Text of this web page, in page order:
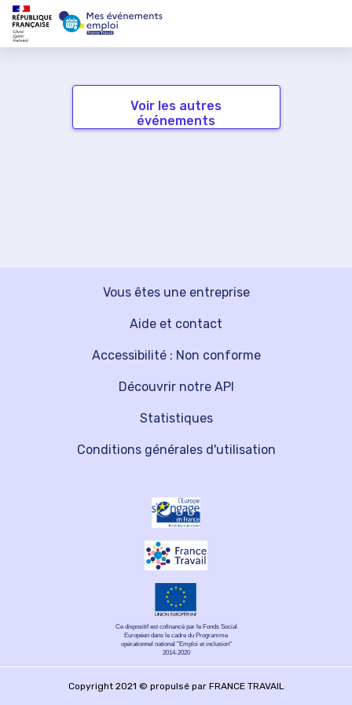
Voir les autres
événements
Vous êtes une entreprise
Découvrir notre API
Aide et contact
Statistiques
Accessibilité : Non conforme
Conditions générales d'utilisation
Ce dispositif est cofinancé par le Fonds Social
Européen dans le cadre du Programme
opérationnel national "Emploi et inclusion"
2014-2020
Copyright 2021 © propulsé par FRANCE TRAVAIL